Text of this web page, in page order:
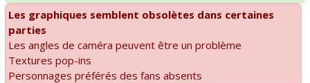
Les graphiques semblent obsolètes dans certaines
parties
Les angles de caméra peuvent être un problème
Textures pop-ins
Personnages préférés des fans absents